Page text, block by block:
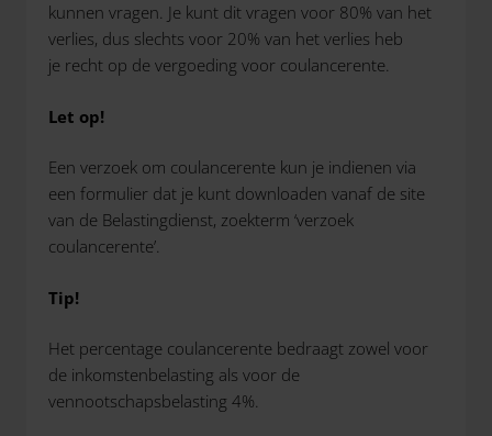
kunnen vragen. Je kunt dit vragen voor 80% van het
verlies, dus slechts voor 20% van het verlies heb
je recht op de vergoeding voor coulancerente.
Let op!
Een verzoek om coulancerente kun je indienen via
een formulier dat je kunt downloaden vanaf de site
van de Belastingdienst, zoekterm ‘verzoek
coulancerente’.
Tip!
Het percentage coulancerente bedraagt zowel voor
de inkomstenbelasting als voor de
vennootschapsbelasting 4%.